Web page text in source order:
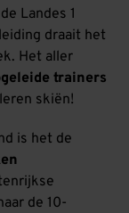
Landes 1
draait het
Het aller
trainers
skiën!
is het de
de 10-